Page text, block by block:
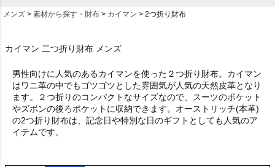
メンズ 素材から探す・財布 カイマン 2つ折り財布
カイマン 二つ折り財布 メンズ
男性向けに人気のあるカイマンを使った２つ折り財布。カイマン
はワニ革の中でもゴツゴツとした雰囲気が人気の天然皮革となり
ます。２つ折りのコンパクトなサイズなので、スーツのポケット
やズボンの後ろポケットに収納できます。オーストリッチ(本革)
の2つ折り財布は、記念日や特別な日のギフトとしても人気のア
イテムです。